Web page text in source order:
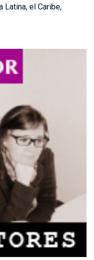
Latina, el Caribe,